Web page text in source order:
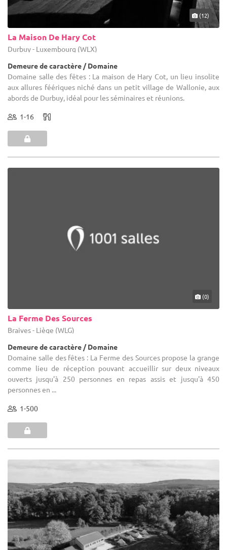
(12)
La Maison De Hary Cot
Durbuy - Luxembourg (WLX)
Demeure de caractère / Domaine
Domaine salle des fêtes : La maison de Hary Cot, un lieu insolite
aux allures féériques niché dans un petit village de Wallonie, aux
abords de Durbuy, idéal pour les séminaires et réunions.
1-16
(0)
La Ferme Des Sources
Braives - Liège (WLG)
Demeure de caractère / Domaine
Domaine salle des fêtes : La Ferme des Sources propose la grange
comme lieu de réception pouvant accueillir sur deux niveaux
ouverts jusqu'à 250 personnes en repas assis et jusqu'à 450
personnes en ...
1-500